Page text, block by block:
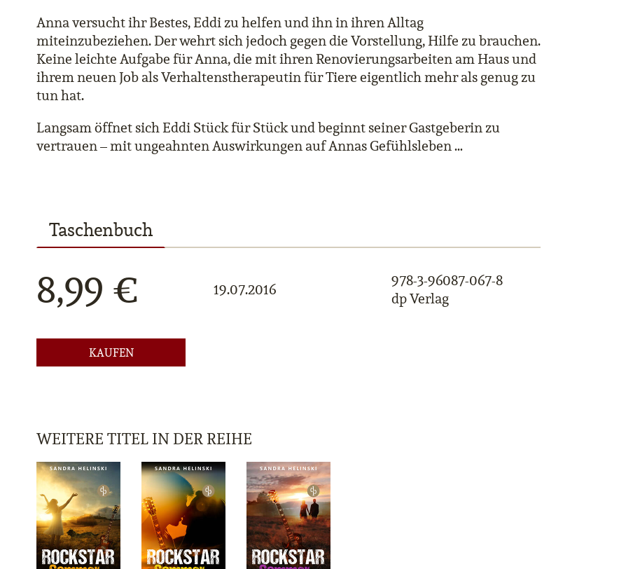
Anna versucht ihr Bestes, Eddi zu helfen und ihn in ihren Alltag
miteinzubeziehen. Der wehrt sich jedoch gegen die Vorstellung, Hilfe zu brauchen.
Keine leichte Aufgabe für Anna, die mit ihren Renovierungsarbeiten am Haus und
ihrem neuen Job als Verhaltenstherapeutin für Tiere eigentlich mehr als genug zu
tun hat.
Langsam öffnet sich Eddi Stück für Stück und beginnt seiner Gastgeberin zu
vertrauen – mit ungeahnten Auswirkungen auf Annas Gefühlsleben …
Taschenbuch
8,99 € 19.07.2016
978-3-96087-067-8
dp Verlag
KAUFEN
WEITERE TITEL IN DER REIHE